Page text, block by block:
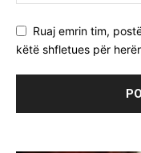
Ruaj emrin tim,
këtë shfletues për